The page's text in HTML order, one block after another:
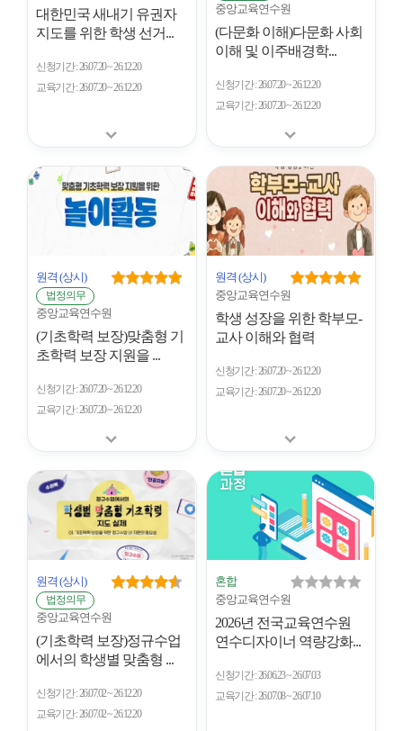
대한민국 새내기 유권자
지도를 위한 학생 선거...
신청기간 26.07.20 ~ 26.12.20
교육기간 26.07.20 ~ 26.12.20
중앙교육연수원
(다문화 이해)다문화 사회
이해 및 이주배경학...
신청기간 26.07.20 ~ 26.12.20
교육기간 26.07.20 ~ 26.12.20
원격 (상시)
법정의무
중앙교육연수원
(기초학력 보장)맞춤형 기
초학력 보장 지원을 ...
신청기간 26.07.20 ~ 26.12.20
교육기간 26.07.20 ~ 26.12.20
원격 (상시)
중앙교육연수원
학생 성장을 위한 학부모-
교사 이해와 협력
신청기간 26.07.20 ~ 26.12.20
교육기간 26.07.20 ~ 26.12.20
원격 (상시)
법정의무
중앙교육연수원
(기초학력 보장)정규수업
에서의 학생별 맞춤형 ...
신청기간 26.07.02 ~ 26.12.20
교육기간 26.07.02 ~ 26.12.20
혼합
중앙교육연수원
2026년 전국교육연수원
연수디자이너 역량강화...
신청기간 26.06.23 ~ 26.07.03
교육기간 26.07.08 ~ 26.07.10